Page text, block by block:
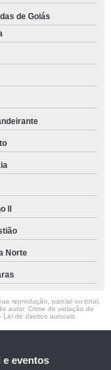
de Goiás
ll
Norte
reprodução, parcial ou total,
autor. Crime de violação de
Lei de direitos autorais
e eventos